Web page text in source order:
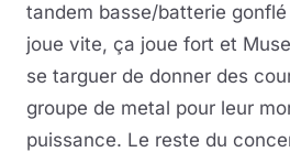
tandem basse/batterie
joue vite, ça joue fort et
se targuer de donner des
groupe de metal pour leur
puissance. Le reste du